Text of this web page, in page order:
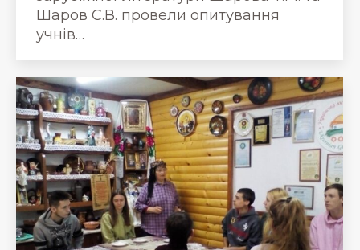
Шаров С.В. провели опитування
учнів…